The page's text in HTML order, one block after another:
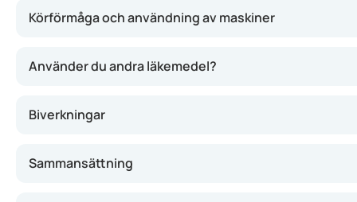
Körförmåga och användning av maskiner
Använder du andra läkemedel?
Biverkningar
Sammansättning